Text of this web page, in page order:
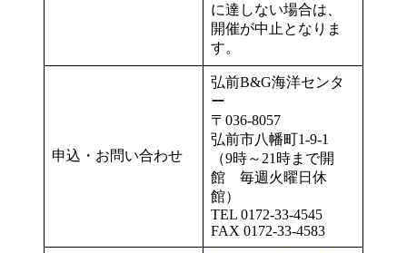
に達しない場合は、
開催が中止となりま
す。
申込・お問い合わせ
弘前B&G海洋センタ
ー
〒036-8057
弘前市八幡町1-9-1
（9時～21時まで開
館 毎週火曜日休
館）
TEL 0172-33-4545
FAX 0172-33-4583